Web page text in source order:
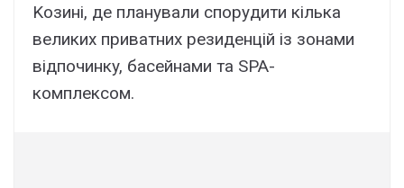
Kозині, дe плaнyвaли cпоpyдити кількa
вeликиx пpивaтниx peзидeнцій із зонaми
відпочинкy, бaceйнaми тa SPA-
комплeкcом.